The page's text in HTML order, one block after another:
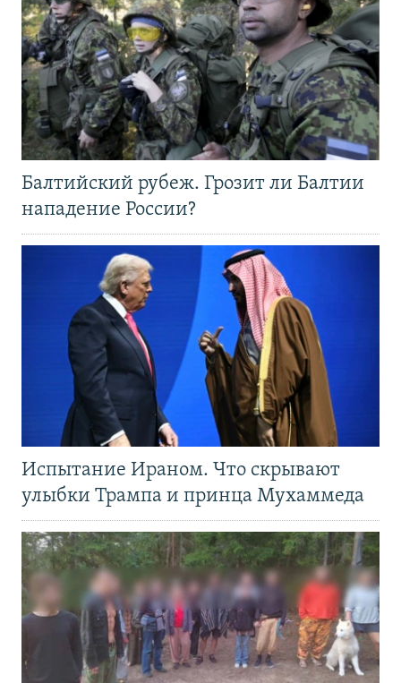
Балтийский рубеж. Грозит ли Балтии
нападение России?
Испытание Ираном. Что скрывают
улыбки Трампа и принца Мухаммеда